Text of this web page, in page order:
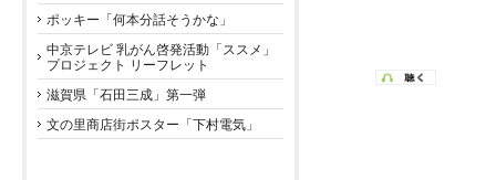
ポッキー「何本分話そうかな」
中京テレビ 乳がん啓発活動「ススメ」
プロジェクト リーフレット
滋賀県「石田三成」第一弾
文の里商店街ポスター「下村電気」